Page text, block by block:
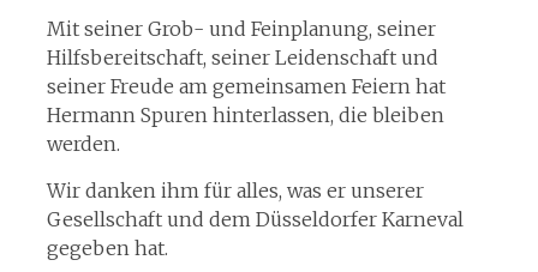
Mit seiner Grob- und Feinplanung, seiner
Hilfsbereitschaft, seiner Leidenschaft und
seiner Freude am gemeinsamen Feiern hat
Hermann Spuren hinterlassen, die bleiben
werden.
Wir danken ihm für alles, was er unserer
Gesellschaft und dem Düsseldorfer Karneval
gegeben hat.